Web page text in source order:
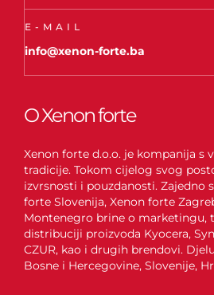
E-MAIL
info@xenon-forte.ba
O Xenon forte
Xenon forte d.o.o. je kompanija s
tradicije. Tokom cijelog svog
izvrsnosti i pouzdanosti. Zajedno
forte Slovenija, Xenon forte
Montenegro brine o marketingu,
distribuciji proizvoda Kyocera,
CZUR, kao i drugih brendovi.
Bosne i Hercegovine, Slovenije,